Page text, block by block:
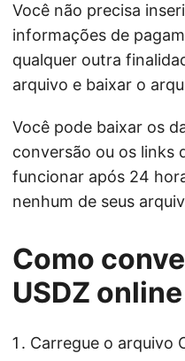
Você não precisa
informações de
qualquer outra
arquivo e baixar o
Você pode baixar os
conversão ou os links
funcionar após 24
nenhum de seus
Como
USDZ online
Carregue o arquivo